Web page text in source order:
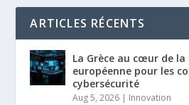
ARTICLES RÉCENTS
La Grèce au cœur de
européenne pour les
cybersécurité
Aug 5, 2026 | Innovation